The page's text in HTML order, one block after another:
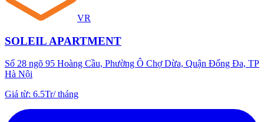
VR
SOLEIL APARTMENT
Số 28 ngõ 95 Hoàng Cầu, Phường Ô Chợ Dừa, Quận Đống Đa, TP
Hà Nội
Giá từ: 6.5Tr/tháng